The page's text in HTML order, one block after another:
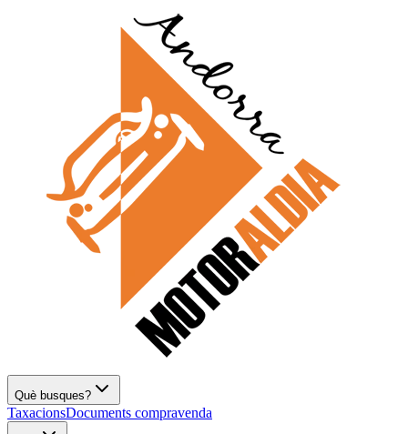
Què busques?
TaxacionsDocuments compravenda